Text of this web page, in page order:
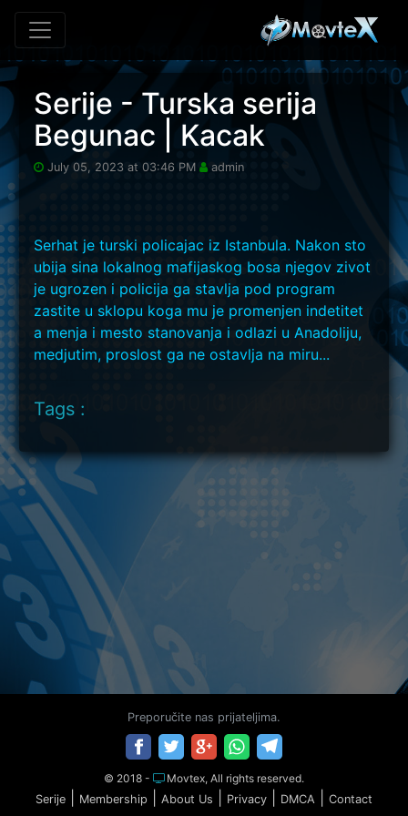
Skip to main content
Serije - Turska serija
Begunac | Kacak
July 05, 2023 at 03:46 PM admin
Serhat je turski policajac iz Istanbula. Nakon sto
ubija sina lokalnog mafijaskog bosa njegov zivot
je ugrozen i policija ga stavlja pod program
zastite u sklopu koga mu je promenjen indetitet
a menja i mesto stanovanja i odlazi u Anadoliju,
medjutim, proslost ga ne ostavlja na miru...
Tags :
Preporučite nas prijateljima.
© 2018 -
Movtex, All rights reserved.
Serije
Membership About Us Privacy DMCA Contact